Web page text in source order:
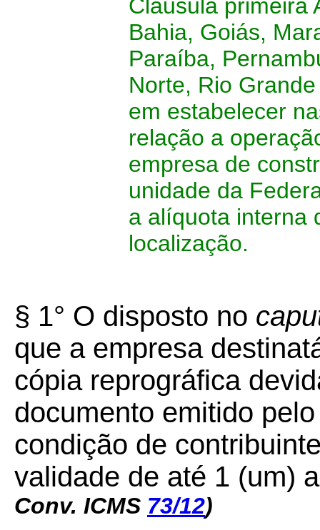
Cláusula primeira
Bahia, Goiás,
Paraíba,
Norte, Rio
em estabelecer
relação a
empresa de
unidade da
a alíquota interna
localização.
§ 1° O disposto no
que a empresa
cópia reprográfica
documento emitido
condição de
validade de até 1 (um)
Conv. ICMS 73/12)